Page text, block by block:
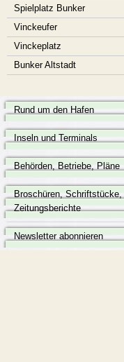
Spielplatz Bunker
Vinckeufer
Vinckeplatz
Bunker Altstadt
Rund um den Hafen
Inseln und Terminals
Behörden, Betriebe, Pläne
Broschüren, Schriftstücke,
Zeitungsberichte
Newsletter abonnieren